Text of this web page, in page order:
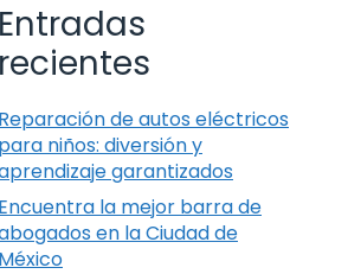
Entradas
recientes
Reparación de autos eléctricos
para niños: diversión y
garantizados
Encuentra la mejor barra de
en la Ciudad de
México